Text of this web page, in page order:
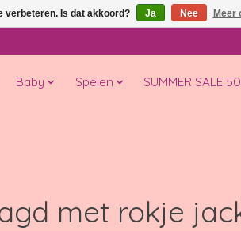
Baby Spelen SUMMER SALE
met rokje
verbeteren. Is dat akkoord? Ja Nee Meer